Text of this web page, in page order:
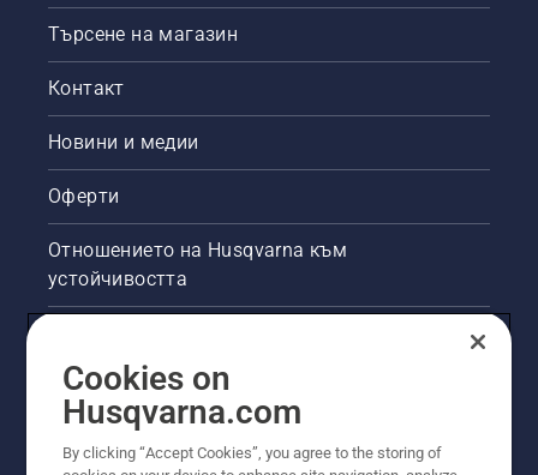
Търсене на магазин
Контакт
Новини и медии
Оферти
Отношението на Husqvarna към
устойчивостта
Други сайтове на Husqvarna
Cookies on
Husqvarna.com
By clicking “Accept Cookies”, you agree to the storing of